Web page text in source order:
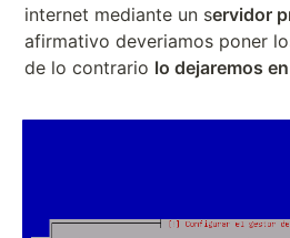
internet mediante un servidor
afirmativo deveriamos poner
de lo contrario lo dejaremos